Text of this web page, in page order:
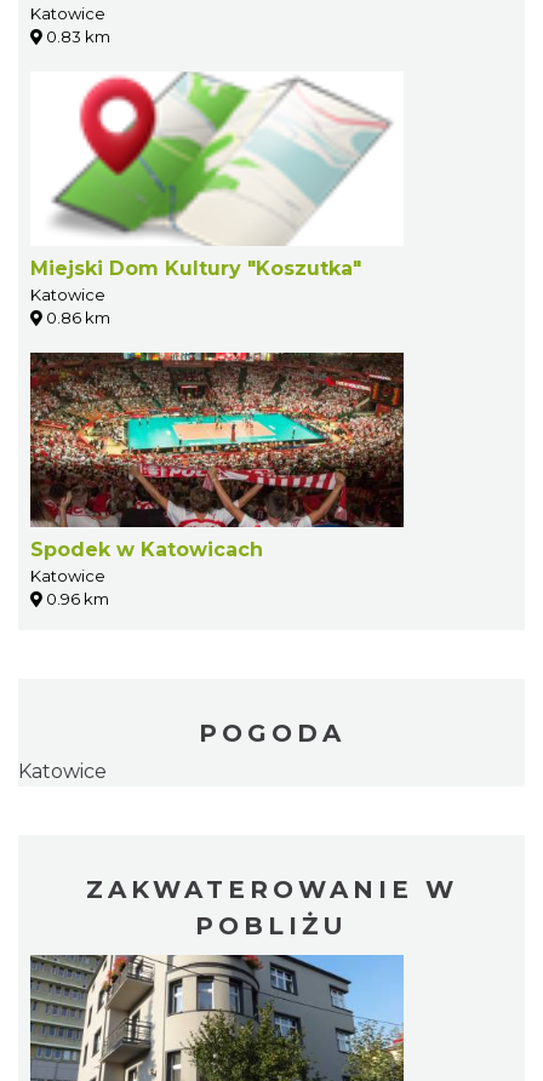
Katowice
0.83 km
Miejski Dom Kultury "Koszutka"
Katowice
0.86 km
Spodek w Katowicach
Katowice
0.96 km
POGODA
Katowice
ZAKWATEROWANIE W
POBLIŻU